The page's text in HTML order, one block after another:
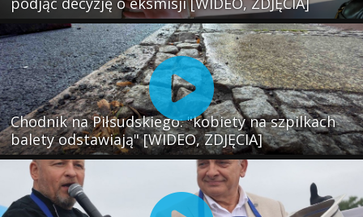
Chodnik na Piłsudskiego: "kobiety na szpilkach
balety odstawiają" [WIDEO, ZDJĘCIA]